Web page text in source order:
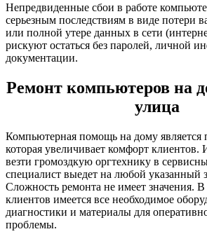
Непредвиденные сбои в работе
серьезным последствиям в виде потери
или полной утере данных в сети
рискуют остаться без паролей, личной
документации.
Ремонт компьютеров на
улица
Компьютерная помощь на дому является
которая увеличивает комфорт клиентов.
везти громоздкую оргтехнику в
специалист выедет на любой указанный
Сложность ремонта не имеет значения.
клиентов имеется все необходимое
диагностики и материалы для
проблемы.